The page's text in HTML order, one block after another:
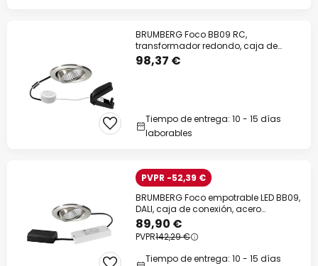
BRUMBERG Foco BB09 RC,
transformador redondo, caja de
conexión, acero inoxidable
98,37 €
Tiempo de entrega: 10 - 15 días
laborables
PVPR -52,39 €
BRUMBERG Foco empotrable LED BB09,
DALI, caja de conexión, acero
inoxidable
89,90 €
PVPR142,29 €
Tiempo de entrega: 10 - 15 días